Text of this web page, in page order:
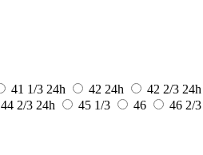
41 1/3 24h 42 24h 42 2/3 24h
44 2/3 24h 45 1/3 46
46 2/3